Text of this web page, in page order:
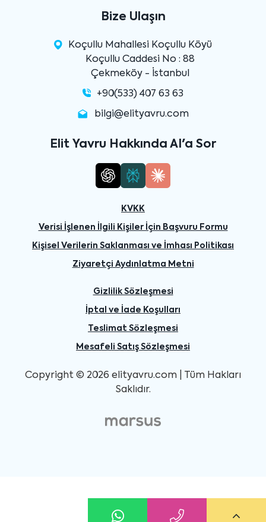
Bize Ulaşın
Koçullu Mahallesi Koçullu Köyü
Koçullu Caddesi No : 88
Çekmeköy - İstanbul
+90(533) 407 63 63
bilgi@elityavru.com
Elit Yavru Hakkında AI'a Sor
KVKK
Verisi İşlenen İlgili Kişiler İçin Başvuru Formu
Kişisel Verilerin Saklanması ve İmhası Politikası
Ziyaretçi Aydınlatma Metni
Gizlilik Sözleşmesi
İptal ve İade Koşulları
Teslimat Sözleşmesi
Mesafeli Satış Sözleşmesi
Copyright © 2026 elityavru.com | Tüm Hakları
Saklıdır.